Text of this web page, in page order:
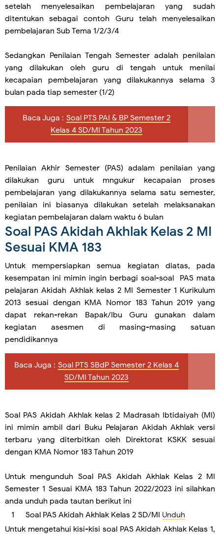
setelah menyelesaikan pembelajaran yang sudah
ditentukan sebagai contoh Guru telah menyelesaikan
pembelajaran Sub Tema 1/2/3/4
Sedangkan Penilaian Tengah Semester adalah penilaian
yang dilakukan oleh guru di tengah untuk menilai
kecapaian pembelajaran yang dilakukannya selama 3
bulan pada tiap semester (1/2)
Baca Juga : Soal PTS PAI & BP Semester 2
Kelas 4 SD/MI Tahun 2023
Penilaian Akhir Semester (PAS) adalam penilaian yang
dilakukan guru untuk mngukur kecapaian proses
pembelajaran yang dilakukannya selama satu semester,
penilaian ini biasanya dilakukan setelah melaksanakan
kegiatan pembelajaran dalam waktu 6 bulan
Soal PAS Akidah Akhlak Kelas 2 MI
Sesuai KMA 183
Untuk mempersiapkan semua kegiatan diatas, pada
kesempatan ini mimin ingin berbagi soal-soal PAS mata
pelajaran Akidah Akhlak kelas 2 MI Semester 1 Kurikulum
2013 sesuai dengan KMA Nomor 183 Tahun 2019 yang
dapat rekan-rekan Bapak/Ibu Guru gunakan dalam
kegiatan asesmen di masing-masing satuan
pendidikannya
Baca Juga : Soal PTS SBdP Semester 2 Kelas 4
SD/MI Tahun 2023
Soal PAS Akidah Akhlak kelas 2 Madrasah Ibtidaiyah (MI)
ini mimin ambil dari Buku Pelajaran Akidah Akhlak versi
terbaru yang diterbitkan oleh Direktorat KSKK sesuai
dengan KMA Nomor 183 Tahun 2019
Untuk mengunduh Soal PAS Akidah Akhlak Kelas 2 MI
Semester 1 Sesuai KMA 183 Tahun 2022/2023 ini silahkan
anda unduh pada tautan berikut ini
Soal PAS Akidah Akhlak Kelas 2 SD/MI Unduh
Untuk mengetahui kisi-kisi soal PAS Akidah Akhlak Kelas 1,